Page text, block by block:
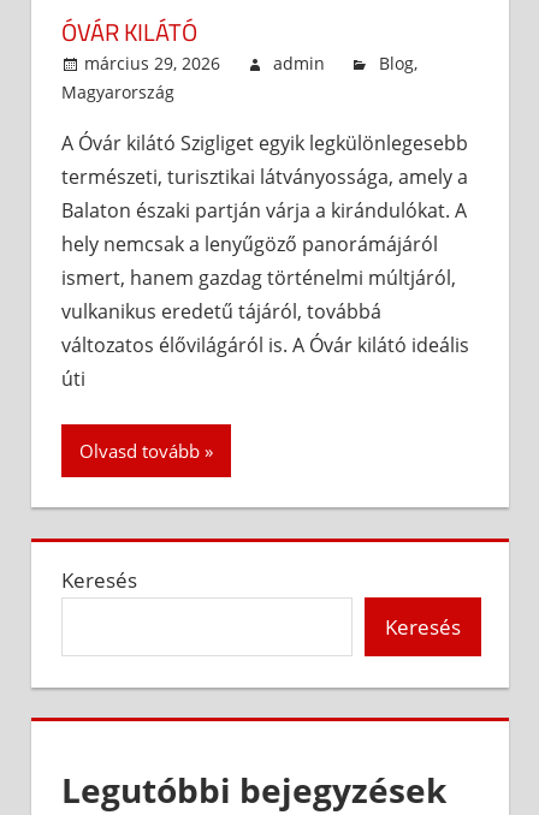
ÓVÁR KILÁTÓ
március 29, 2026 admin Blog,
Magyarország
A Óvár kilátó Szigliget egyik legkülönlegesebb
természeti, turisztikai látványossága, amely a
Balaton északi partján várja a kirándulókat. A
hely nemcsak a lenyűgöző panorámájáról
ismert, hanem gazdag történelmi múltjáról,
vulkanikus eredetű tájáról, továbbá
változatos élővilágáról is. A Óvár kilátó ideális
úti
Olvasd tovább
Keresés
Keresés
Legutóbbi bejegyzések